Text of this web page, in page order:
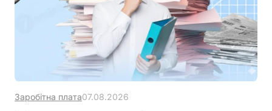
Заробітна плата07.08.2026